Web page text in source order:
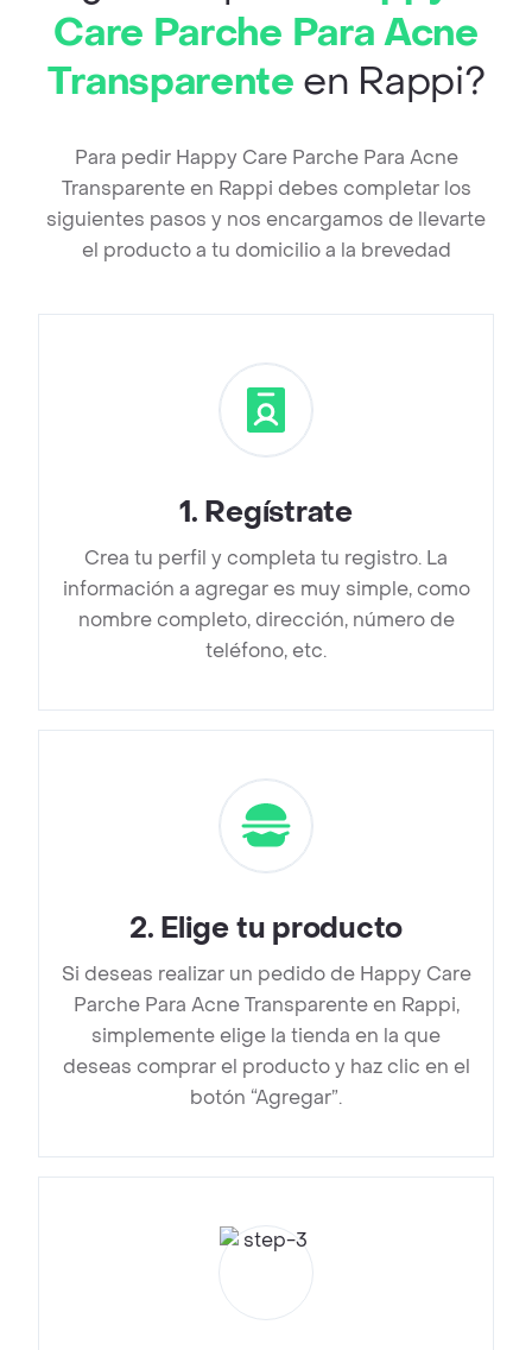
Care Parche Para Acne
Transparente en Rappi?
Para pedir Happy Care Parche Para Acne
Transparente en Rappi debes completar los
siguientes pasos y nos encargamos de llevarte
el producto a tu domicilio a la brevedad
1. Regístrate
Crea tu perfil y completa tu registro. La
información a agregar es muy simple, como
nombre completo, dirección, número de
teléfono, etc.
2. Elige tu producto
Si deseas realizar un pedido de Happy Care
Parche Para Acne Transparente en Rappi,
simplemente elige la tienda en la que
deseas comprar el producto y haz clic en el
botón “Agregar”.